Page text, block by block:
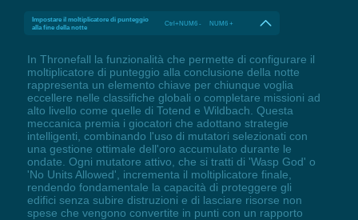
Impostare il moltiplicatore di punteggio
alla fine della notte
Ctrl+NUM6 - NUM6 +
In Thronefall la funzionalità che permette di configurare il
moltiplicatore di punteggio alla conclusione della notte
rappresenta un elemento chiave per chiunque voglia
eccellere nelle classifiche globali o completare missioni ad
alto livello come quelle di Totend e Wildbach. Questa
meccanica premia i giocatori che adottano strategie
intelligenti, combinando l'uso di mutatori selezionati con
una gestione ottimale dell'oro accumulato durante le
ondate. Ogni mutatore attivo, che si tratti di 'Wasp God' o
'No Units Allowed', incrementa il moltiplicatore finale,
rendendo fondamentale la capacità di proteggere gli
edifici senza subire distruzioni e di lasciare risorse non
spese che vengono convertite in punti con un rapporto